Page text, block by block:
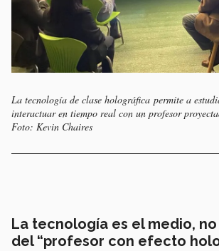
La tecnología de clase holográfica permite a
interactuar en tiempo real con un profesor
Foto: Kevin Chaires
La tecnología es el medio,
del “profesor con efecto